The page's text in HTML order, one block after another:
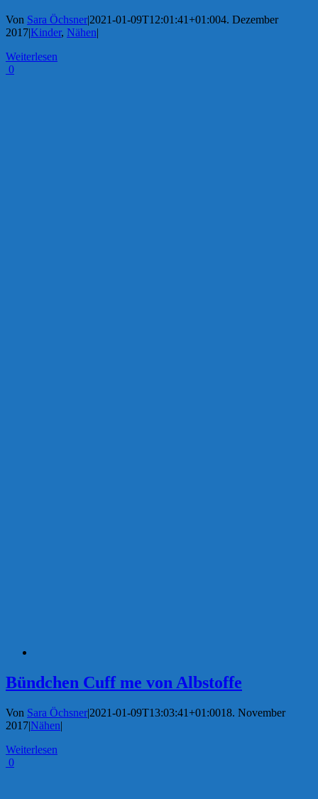
Von Sara Öchsner|2021-01-09T12:01:41+01:004. Dezember
2017|Kinder, Nähen|
Weiterlesen
0
Bündchen Cuff me von Albstoffe
Von Sara Öchsner|2021-01-09T13:03:41+01:0018. November
2017|Nähen|
Weiterlesen
0